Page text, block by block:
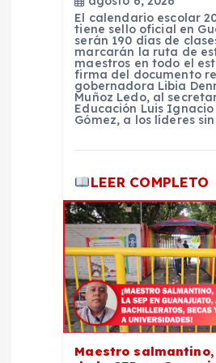
El calendario escolar
tiene sello oficial en
serán 190 días de
marcarán la ruta de
maestros en todo el
firma del documento
gobernadora Libia
Muñoz Ledo, al
Educación Luis Ignacio
Gómez, a los líderes
LEER COMPLETO
Maestro